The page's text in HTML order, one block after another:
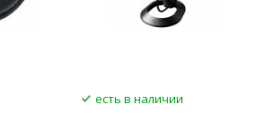
есть в наличии